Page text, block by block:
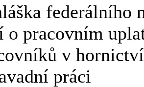
federálního
o pracovním
v
práci